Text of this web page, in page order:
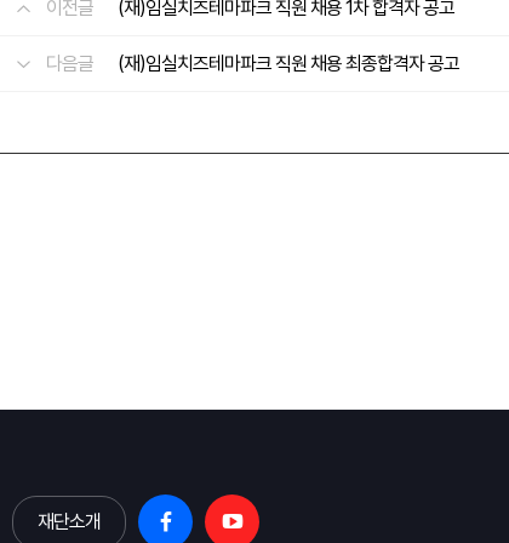
이전글 (재)임실치즈테마파크 직원 채용 1차 합격자 공고
다음글 (재)임실치즈테마파크 직원 채용 최종합격자 공고
재단소개